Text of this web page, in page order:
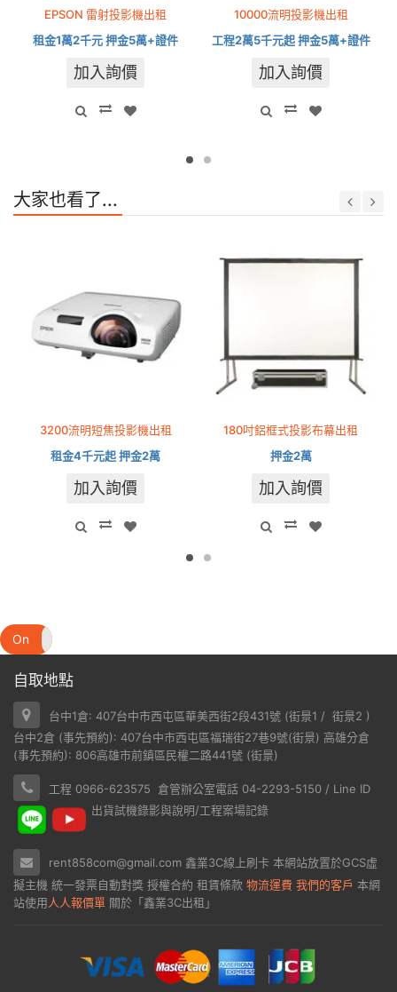
EPSON 雷射投影機出租
租金1萬2千元 押金5萬+證件
加入詢價
10000流明投影機出租
工程2萬5千元起 押金5萬+證件
加入詢價
大家也看了...
3200流明短焦投影機出租
租金4千元起 押金2萬
加入詢價
180吋鋁框式投影布幕出租
押金2萬
加入詢價
On
自取地點
台中1倉: 407台中市西屯區華美西街2段431號 (街景1 / 街景2 )
台中2倉 (事先預約): 407台中市西屯區福瑞街27巷9號(街景) 高雄分倉
(事先預約): 806高雄市前鎮區民權二路441號 (街景)
工程 0966-623575 倉管辦公室電話 04-2293-5150 / Line ID
出貨試機錄影與說明/工程案場記錄
rent858com@gmail.com 鑫業3C線上刷卡 本網站放置於GCS虛
擬主機 統一發票自動對獎 授權合約 租賃條款 物流運費 我們的客戶 本網
站使用人人報價單 關於「鑫業3C出租」